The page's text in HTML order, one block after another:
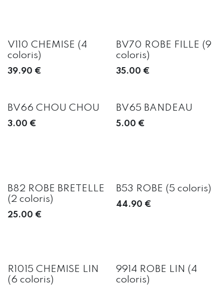
V110 CHEMISE (4
coloris)
39.90 €
BV70 ROBE FILLE (9
coloris)
35.00 €
BV66 CHOU CHOU
3.00 €
BV65 BANDEAU
5.00 €
B82 ROBE BRETELLE
(2 coloris)
25.00 €
B53 ROBE (5 coloris)
44.90 €
R1015 CHEMISE LIN
(6 coloris)
9914 ROBE LIN (4
coloris)